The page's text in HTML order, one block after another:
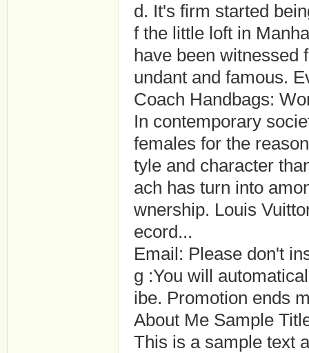
d. It's firm started
f the little loft in
have been witnessed
undant and famous.
Coach Handbags:
In contemporary
females for the
tyle and character
ach has turn into
wnership. Louis
ecord...
Email: Please don't
g :You will
ibe. Promotion ends
About Me Sample
This is a sample text